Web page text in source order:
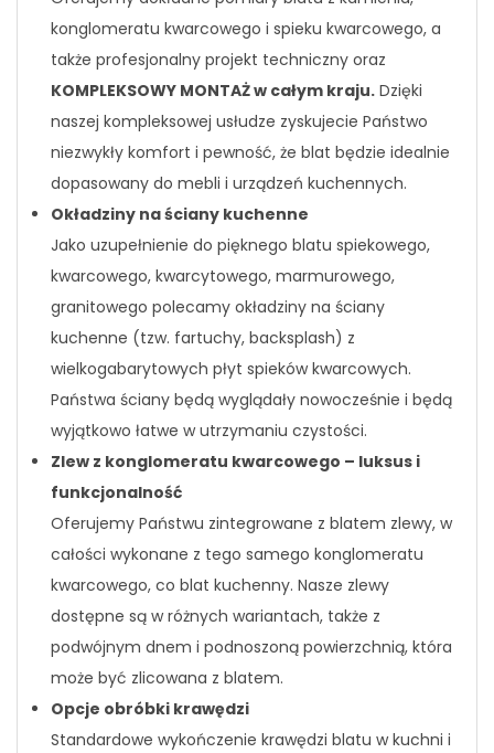
konglomeratu kwarcowego i spieku kwarcowego, a
także profesjonalny projekt techniczny oraz
KOMPLEKSOWY MONTAŻ w całym kraju. Dzięki
naszej kompleksowej usłudze zyskujecie Państwo
niezwykły komfort i pewność, że blat będzie idealnie
dopasowany do mebli i urządzeń kuchennych.
Okładziny na ściany kuchenne
Jako uzupełnienie do pięknego blatu spiekowego,
kwarcowego, kwarcytowego, marmurowego,
granitowego polecamy okładziny na ściany
kuchenne (tzw. fartuchy, backsplash) z
wielkogabarytowych płyt spieków kwarcowych.
Państwa ściany będą wyglądały nowocześnie i będą
wyjątkowo łatwe w utrzymaniu czystości.
Zlew z konglomeratu kwarcowego – luksus i
funkcjonalność
Oferujemy Państwu zintegrowane z blatem zlewy, w
całości wykonane z tego samego konglomeratu
kwarcowego, co blat kuchenny. Nasze zlewy
dostępne są w różnych wariantach, także z
podwójnym dnem i podnoszoną powierzchnią, która
może być zlicowana z blatem.
Opcje obróbki krawędzi
Standardowe wykończenie krawędzi blatu w kuchni i